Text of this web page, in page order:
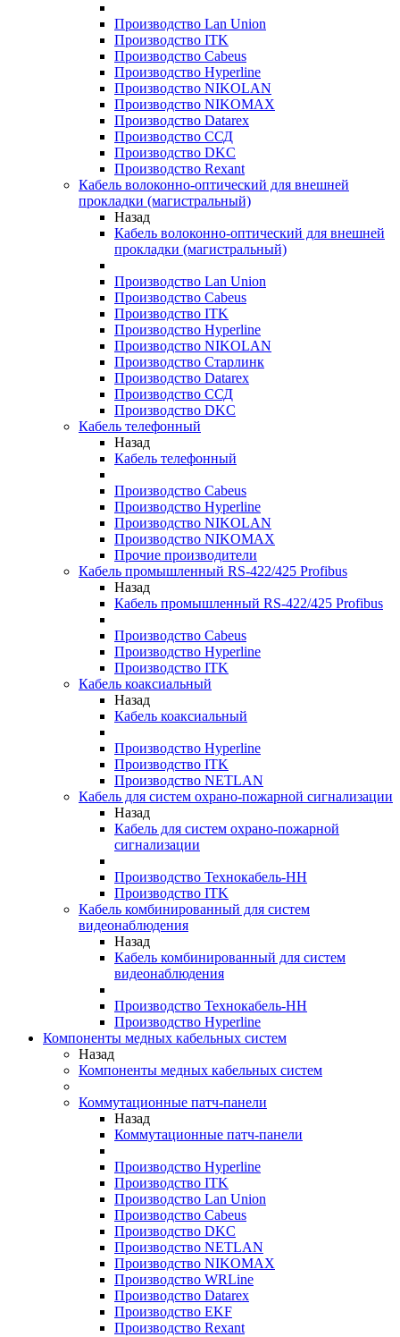
Производство Lan Union
Производство ITK
Производство Cabeus
Производство Hyperline
Производство NIKOLAN
Производство NIKOMAX
Производство Datarex
Производство ССД
Производство DKC
Производство Rexant
Кабель волоконно-оптический для внешней
прокладки (магистральный)
Назад
Кабель волоконно-оптический для внешней
прокладки (магистральный)
Производство Lan Union
Производство Cabeus
Производство ITK
Производство Hyperline
Производство NIKOLAN
Производство Старлинк
Производство Datarex
Производство ССД
Производство DKC
Кабель телефонный
Назад
Кабель телефонный
Производство Cabeus
Производство Hyperline
Производство NIKOLAN
Производство NIKOMAX
Прочие производители
Кабель промышленный RS-422/425 Profibus
Назад
Кабель промышленный RS-422/425 Profibus
Производство Cabeus
Производство Hyperline
Производство ITK
Кабель коаксиальный
Назад
Кабель коаксиальный
Производство Hyperline
Производство ITK
Производство NETLAN
Кабель для систем охрано-пожарной сигнализации
Назад
Кабель для систем охрано-пожарной
сигнализации
Производство Технокабель-НН
Производство ITK
Кабель комбинированный для систем
видеонаблюдения
Назад
Кабель комбинированный для систем
видеонаблюдения
Производство Технокабель-НН
Производство Hyperline
Компоненты медных кабельных систем
Назад
Компоненты медных кабельных систем
Коммутационные патч-панели
Назад
Коммутационные патч-панели
Производство Hyperline
Производство ITK
Производство Lan Union
Производство Cabeus
Производство DKC
Производство NETLAN
Производство NIKOMAX
Производство WRLine
Производство Datarex
Производство EKF
Производство Rexant